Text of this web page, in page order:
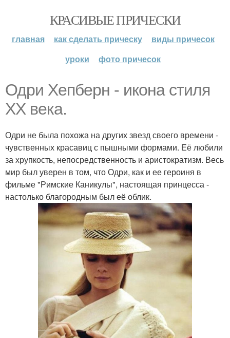
КРАСИВЫЕ ПРИЧЕСКИ
главная как сделать прическу
виды причесок
уроки
фото причесок
Одри Хепберн - икона стиля
ХХ века.
Одри не была похожа на других звезд своего времени -
чувственных красавиц с пышными формами. Её любили
за хрупкость, непосредственность и аристократизм. Весь
мир был уверен в том, что Одри, как и ее героиня в
фильме "Римские Каникулы", настоящая принцесса -
настолько благородным был её облик.